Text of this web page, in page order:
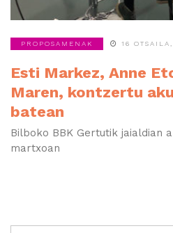
PROPOSAMENAK 16
Esti Markez, Anne
Maren, kontzertu
batean
Bilboko BBK Gertutik jaialdian
martxoan